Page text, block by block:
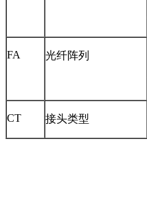
FA 光纤阵列
CT 接头类型